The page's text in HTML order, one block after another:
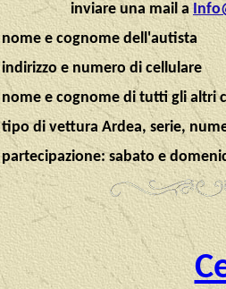
inviare una mail a
nome e cognome dell'autista
indirizzo e numero di cellulare
nome e cognome di tutti gli altri
tipo di vettura Ardea, serie,
partecipazione: sabato e